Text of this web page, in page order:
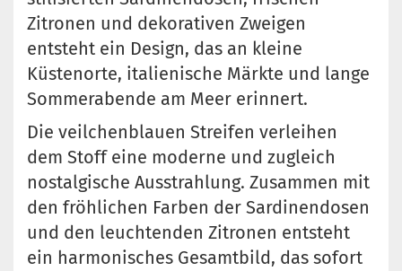
Zitronen und dekorativen Zweigen
entsteht ein Design, das an kleine
Küstenorte, italienische Märkte und lange
Sommerabende am Meer erinnert.
Die veilchenblauen Streifen verleihen
dem Stoff eine moderne und zugleich
nostalgische Ausstrahlung. Zusammen mit
den fröhlichen Farben der Sardinendosen
und den leuchtenden Zitronen entsteht
ein harmonisches Gesamtbild, das sofort